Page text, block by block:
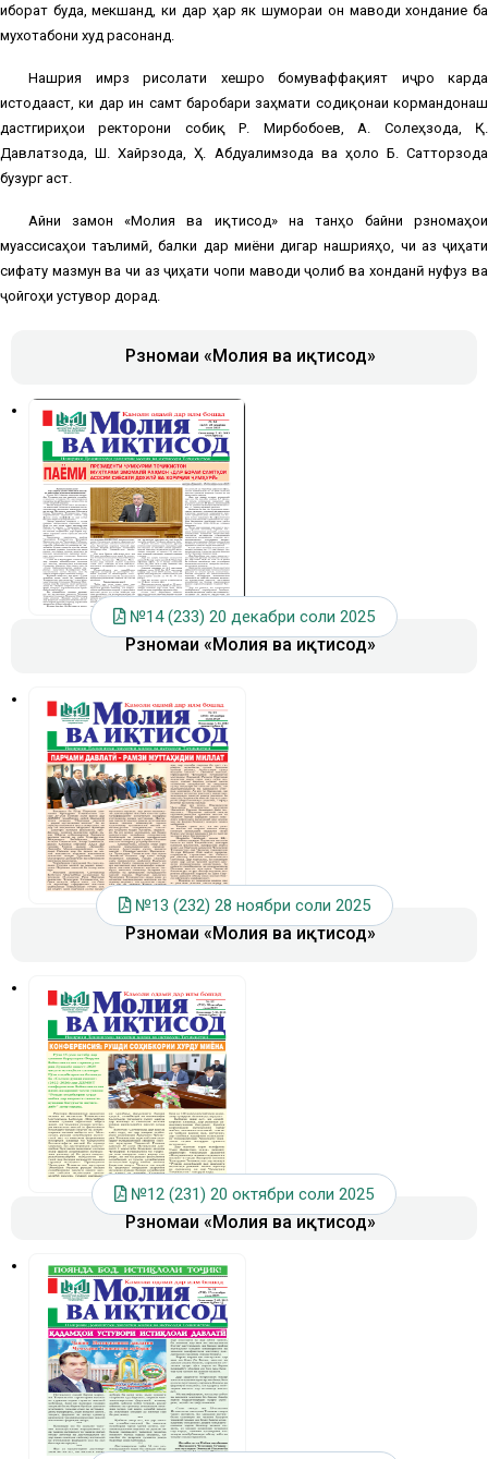
иборат буда, мекӯшанд, ки дар ҳар як шумораи он маводи хондание ба
мухотабони худ расонанд.
Нашрия имрӯз рисолати хешро бомуваффақият иҷро карда
истодааст, ки дар ин самт баробари заҳмати содиқонаи кормандонаш
дастгириҳои ректорони собиқ Р. Мирбобоев, А. Солеҳзода, Қ.
Давлатзода, Ш. Хайрзода, Ҳ. Абдуалимзода ва ҳоло Б. Сатторзода
бузург аст.
Айни замон «Молия ва иқтисод» на танҳо байни рӯзномаҳои
муассисаҳои таълимӣ, балки дар миёни дигар нашрияҳо, чи аз ҷиҳати
сифату мазмун ва чи аз ҷиҳати чопи маводи ҷолиб ва хонданӣ нуфуз ва
ҷойгоҳи устувор дорад.
Рӯзномаи «Молия ва иқтисод»
№14 (233) 20 декабри соли 2025
Рӯзномаи «Молия ва иқтисод»
№13 (232) 28 ноябри соли 2025
Рӯзномаи «Молия ва иқтисод»
№12 (231) 20 октябри соли 2025
Рӯзномаи «Молия ва иқтисод»